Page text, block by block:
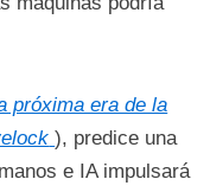
próxima era de la
), predice una
e IA impulsará